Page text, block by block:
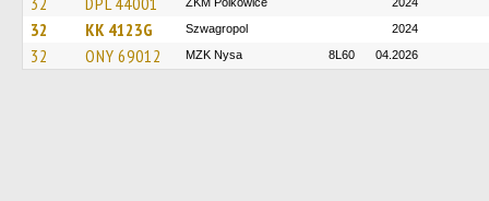
32 KK 4123G Szwagropol 2024
32 ONY 69012 MZK Nysa 8L60 04.2026